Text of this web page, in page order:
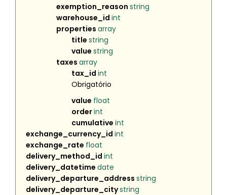
exemption_reason string
warehouse_id int
properties array
title string
value string
taxes array
tax_id int
Obrigatório
value float
orderint
cumulative int
exchange_currency_id int
exchange_rate float
delivery_method_id int
delivery_datetime date
delivery_departure_address string
delivery_departure_citystring